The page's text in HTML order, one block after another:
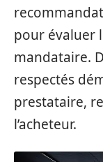
pour évaluer
mandataire.
respectés
prestataire,
l’acheteur.